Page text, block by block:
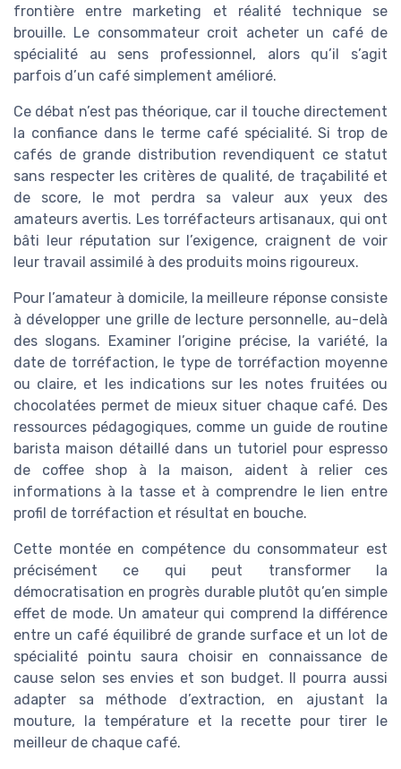
frontière entre marketing et réalité technique se
brouille. Le consommateur croit acheter un café de
spécialité au sens professionnel, alors qu’il s’agit
parfois d’un café simplement amélioré.
Ce débat n’est pas théorique, car il touche directement
la confiance dans le terme café spécialité. Si trop de
cafés de grande distribution revendiquent ce statut
sans respecter les critères de qualité, de traçabilité et
de score, le mot perdra sa valeur aux yeux des
amateurs avertis. Les torréfacteurs artisanaux, qui ont
bâti leur réputation sur l’exigence, craignent de voir
leur travail assimilé à des produits moins rigoureux.
Pour l’amateur à domicile, la meilleure réponse consiste
à développer une grille de lecture personnelle, au-delà
des slogans. Examiner l’origine précise, la variété, la
date de torréfaction, le type de torréfaction moyenne
ou claire, et les indications sur les notes fruitées ou
chocolatées permet de mieux situer chaque café. Des
ressources pédagogiques, comme un guide de routine
barista maison détaillé dans un tutoriel pour espresso
de coffee shop à la maison, aident à relier ces
informations à la tasse et à comprendre le lien entre
profil de torréfaction et résultat en bouche.
Cette montée en compétence du consommateur est
précisément ce qui peut transformer la
démocratisation en progrès durable plutôt qu’en simple
effet de mode. Un amateur qui comprend la différence
entre un café équilibré de grande surface et un lot de
spécialité pointu saura choisir en connaissance de
cause selon ses envies et son budget. Il pourra aussi
adapter sa méthode d’extraction, en ajustant la
mouture, la température et la recette pour tirer le
meilleur de chaque café.